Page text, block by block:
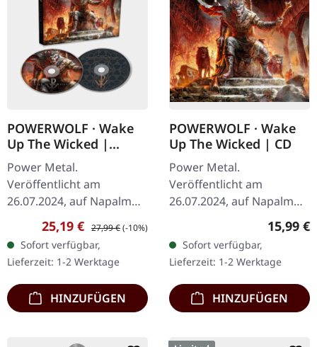
POWERWOLF · Wake
Up The Wicked |
MEDIABOOK 2CD
Power Metal.
Veröffentlicht am
26.07.2024, auf Napalm
Records. 2-CD
Mediabook. Powerwolf,
die Meister des
theatralischen Metals,
haben die…
Verkaufspreis:
25,19 € Regulärer Preis:
27,99 €(-10%)
Sofort verfügbar,
Lieferzeit: 1-2 Werktage
HINZUFÜGEN
POWERWOLF · Wake
Up The Wicked | CD
Power Metal.
Veröffentlicht am
26.07.2024, auf Napalm
Records. CD im Jewelcase.
Die deutsche Power-
Metal-Macht Powerwolf
kehrt mit ihrem elften…
15,99 €
Sofort verfügbar,
Lieferzeit: 1-2 Werktage
HINZUFÜGEN